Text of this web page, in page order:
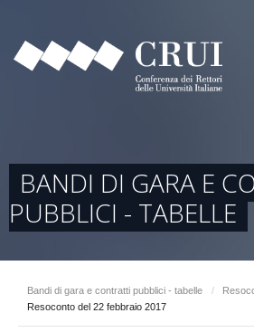
BANDI DI GARA E
PUBBLICI - TABELLE
Bandi di gara e contratti pubblici - tabelle /
Resoconto del 22 febbraio 2017